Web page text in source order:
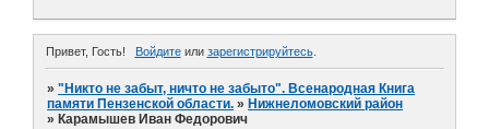
Привет, Гость! Войдитеили зарегистрируйтесь.
»"Никто не забыт, ничто не забыто". Всенародная Книга
памяти Пензенской области. » Нижнеломовский район
» Карамышев Иван Федорович